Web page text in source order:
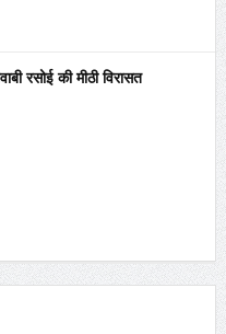
रसोई की मीठी विरासत